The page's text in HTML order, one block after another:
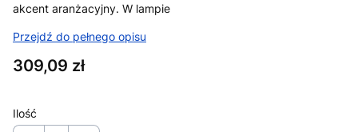
akcent aranżacyjny. W lampie
Przejdź do pełnego opisu
Cena
309,09 zł
Ilość